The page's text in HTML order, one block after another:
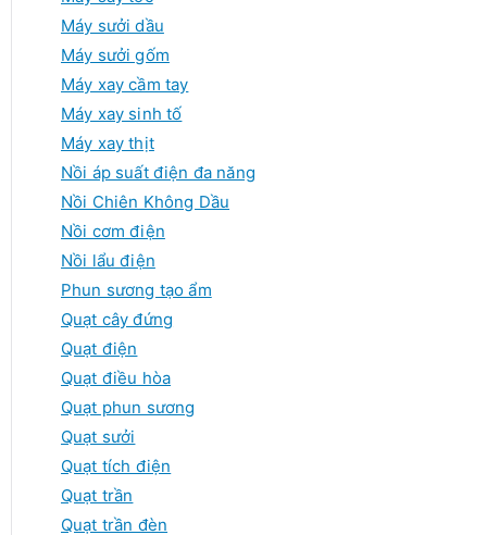
Máy sưởi dầu
Máy sưởi gốm
Máy xay cầm tay
Máy xay sinh tố
Máy xay thịt
Nồi áp suất điện đa năng
Nồi Chiên Không Dầu
Nồi cơm điện
Nồi lẩu điện
Phun sương tạo ẩm
Quạt cây đứng
Quạt điện
Quạt điều hòa
Quạt phun sương
Quạt sưởi
Quạt tích điện
Quạt trần
Quạt trần đèn